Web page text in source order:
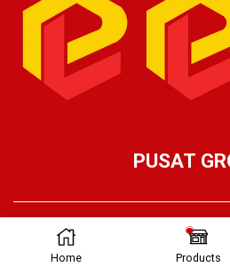
Home Products
PUSAT
Ⓒ Pusat Lifting 2026 –